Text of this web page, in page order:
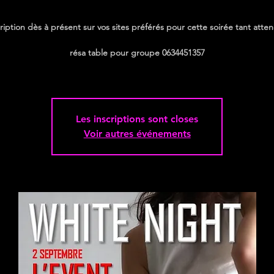
dès à présent sur vos sites préférés pour cette soirée tant
résa table pour groupe 0634451357
Les inscriptions sont closes
Voir autres événements